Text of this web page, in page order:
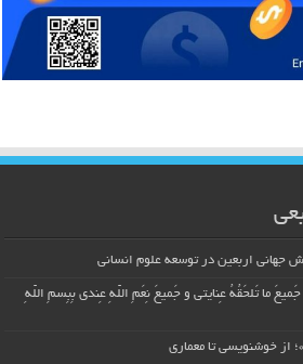
اربعین در توسعه علوم انسانی
ما تَلحَقُهُ عِنایتی و جَمیعَ نِعَمِ اللّهِ عِندی بِبِسمِ اللّهِ
از خوشنویسی تا معماری